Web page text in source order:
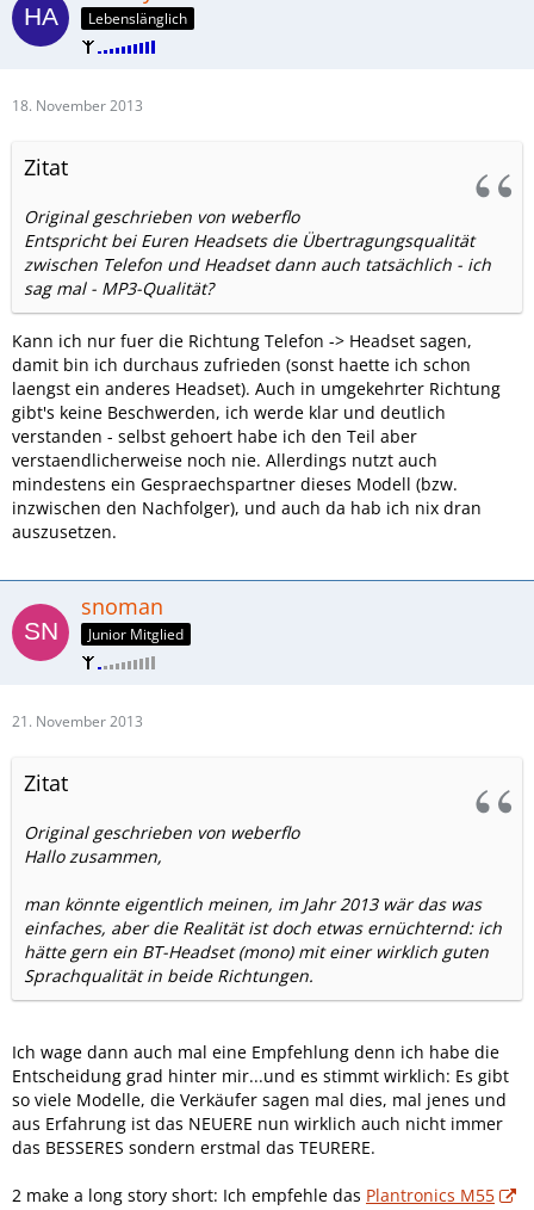
Lebenslänglich
18. November 2013
Zitat
Original geschrieben von weberflo
Entspricht bei Euren Headsets die Übertragungsqualität
zwischen Telefon und Headset dann auch tatsächlich - ich
sag mal - MP3-Qualität?
Kann ich nur fuer die Richtung Telefon -> Headset sagen,
damit bin ich durchaus zufrieden (sonst haette ich schon
laengst ein anderes Headset). Auch in umgekehrter Richtung
gibt's keine Beschwerden, ich werde klar und deutlich
verstanden - selbst gehoert habe ich den Teil aber
verstaendlicherweise noch nie. Allerdings nutzt auch
mindestens ein Gespraechspartner dieses Modell (bzw.
inzwischen den Nachfolger), und auch da hab ich nix dran
auszusetzen.
snoman
Junior Mitglied
21. November 2013
Zitat
Original geschrieben von weberflo
Hallo zusammen,
man könnte eigentlich meinen, im Jahr 2013 wär das was
einfaches, aber die Realität ist doch etwas ernüchternd: ich
hätte gern ein BT-Headset (mono) mit einer wirklich guten
Sprachqualität in beide Richtungen.
Ich wage dann auch mal eine Empfehlung denn ich habe die
Entscheidung grad hinter mir...und es stimmt wirklich: Es gibt
so viele Modelle, die Verkäufer sagen mal dies, mal jenes und
aus Erfahrung ist das NEUERE nun wirklich auch nicht immer
das BESSERES sondern erstmal das TEURERE.
2 make a long story short: Ich empfehle das Plantronics M55